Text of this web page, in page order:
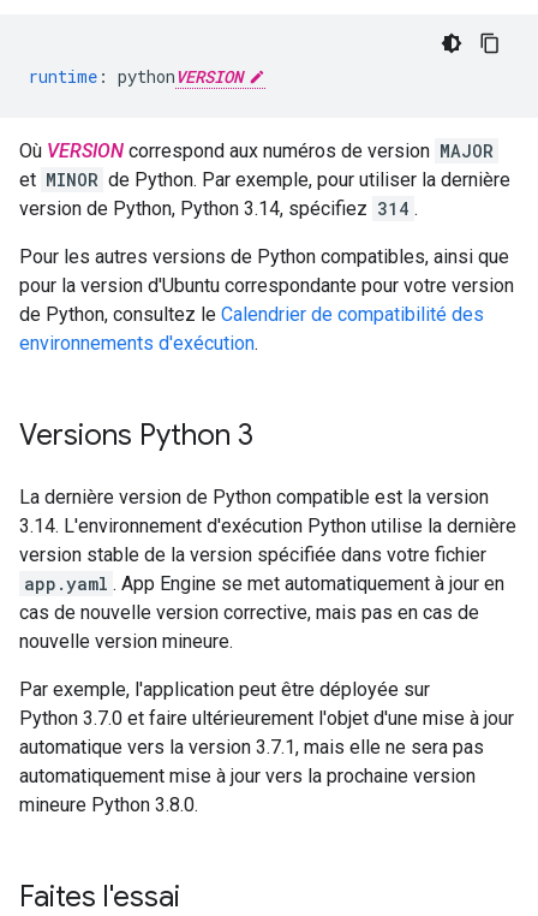
runtime : pythonVERSION
Où VERSION correspond aux numéros de version MAJOR
et MINOR de Python. Par exemple, pour utiliser la dernière
version de Python, Python 3.14, spécifiez 314 .
Pour les autres versions de Python compatibles, ainsi que
pour la version d'Ubuntu correspondante pour votre version
de Python, consultez le Calendrier de compatibilité des
environnements d'exécution.
Versions Python 3
La dernière version de Python compatible est la version
3.14. L'environnement d'exécution Python utilise la dernière
version stable de la version spécifiée dans votre fichier
app.yaml . App Engine se met automatiquement à jour en
cas de nouvelle version corrective, mais pas en cas de
nouvelle version mineure.
Par exemple, l'application peut être déployée sur
Python 3.7.0 et faire ultérieurement l'objet d'une mise à jour
automatique vers la version 3.7.1, mais elle ne sera pas
automatiquement mise à jour vers la prochaine version
mineure Python 3.8.0.
Faites l'essai